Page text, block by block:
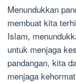
Menundukkan
membuat kita
Islam,
untuk menjaga
pandangan, kita
menjaga